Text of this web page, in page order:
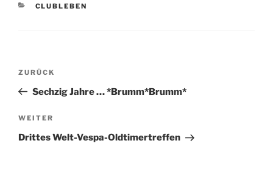
KATEGORIEN
CLUBLEBEN
Beitragsnavigation
Vorheriger
Beitrag
ZURÜCK
Sechzig Jahre … *Brumm*Brumm*
Nächster
Beitrag
WEITER
Drittes Welt-Vespa-Oldtimertreffen